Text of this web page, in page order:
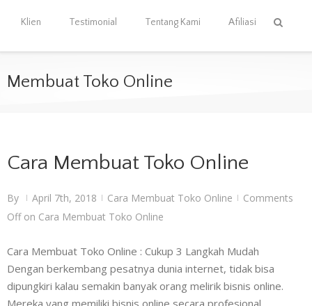
Klien Testimonial Tentang Kami Afiliasi
Membuat Toko Online
Cara Membuat Toko Online
By | April 7th, 2018 | Cara Membuat Toko Online |
Comments
Offon Cara Membuat Toko Online
Cara Membuat Toko Online : Cukup 3 Langkah Mudah
Dengan berkembang pesatnya dunia internet, tidak bisa
dipungkiri kalau semakin banyak orang melirik bisnis online.
Mereka yang memiliki bisnis online secara profesional